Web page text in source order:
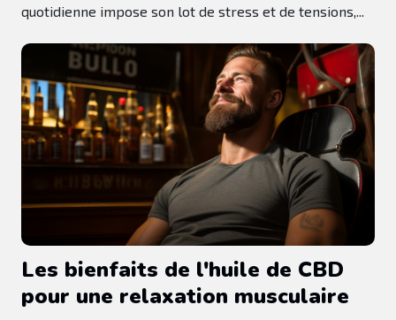
quotidienne impose son lot de stress et de tensions,...
Les bienfaits de l'huile de CBD
pour une relaxation musculaire